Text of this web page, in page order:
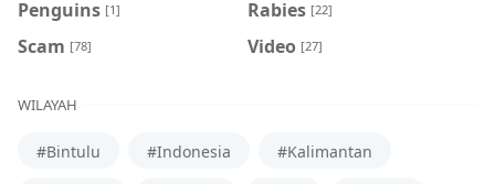
Penguins [1] Rabies [22]
Scam [78] Video [27]
WILAYAH
#Bintulu #Indonesia #Kalimantan